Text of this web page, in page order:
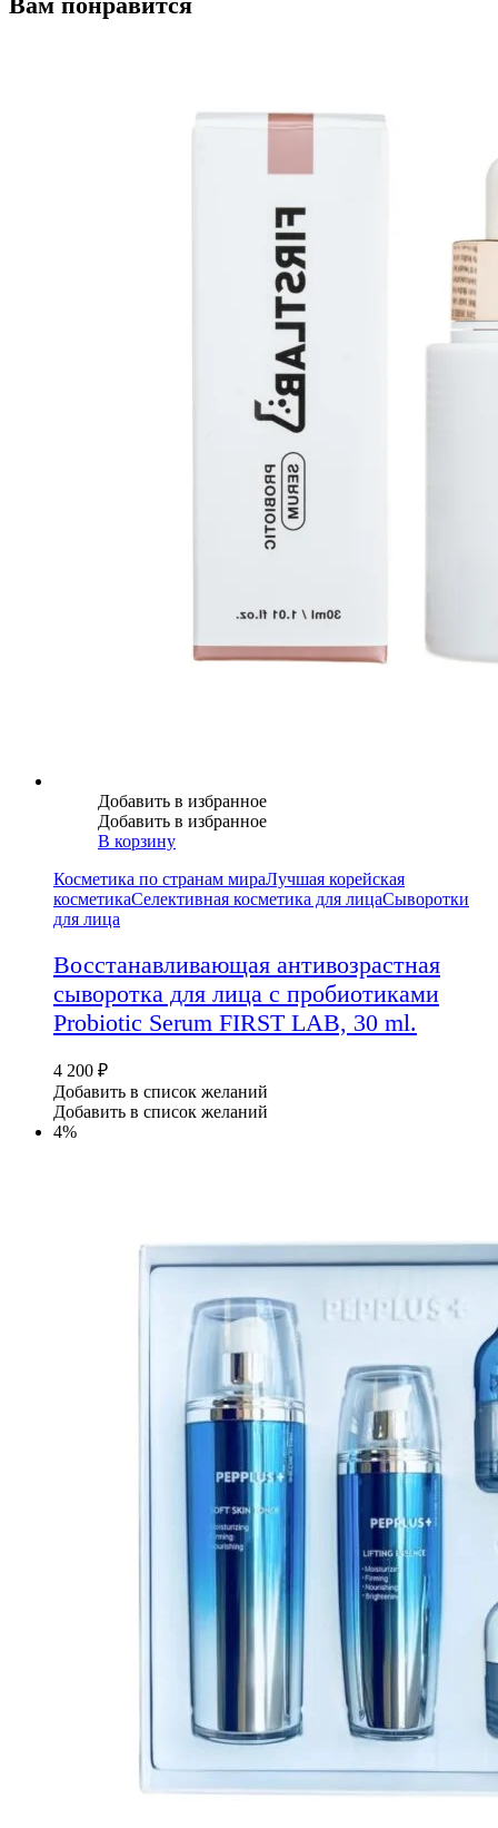
Добавить в избранное
Добавить в избранное
В корзину
Косметика по странам мираЛучшая корейская
косметикаСелективная косметика для лицаСыворотки
для лица
Восстанавливающая антивозрастная
сыворотка для лица с пробиотиками
Probiotic Serum FIRST LAB, 30 ml.
4 200 ₽
Добавить в список желаний
Добавить в список желаний
4%